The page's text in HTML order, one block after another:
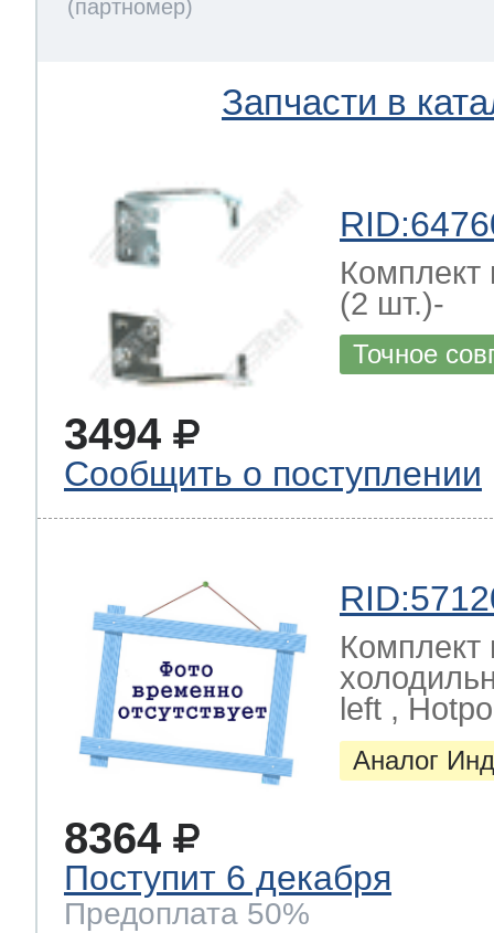
Запчасти в
Комплект
(2 шт.)-
Точное
3494
Сообщить о поступлении
Комплект
left ,
Аналог
8364
Поступит 6 декабря
Предоплата 50%